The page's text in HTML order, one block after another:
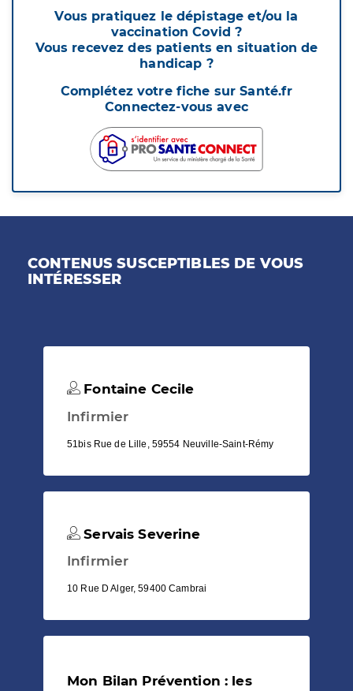
Vous pratiquez le dépistage et/ou la
vaccination Covid ?
Vous recevez des patients en situation de
handicap ?
Complétez votre fiche sur Santé.fr
Connectez-vous avec
CONTENUS SUSCEPTIBLES DE VOUS
INTÉRESSER
Fontaine Cecile
Infirmier
51bis Rue de Lille, 59554 Neuville-Saint-Rémy
Servais Severine
Infirmier
10 Rue D Alger, 59400 Cambrai
Mon Bilan Prévention : les